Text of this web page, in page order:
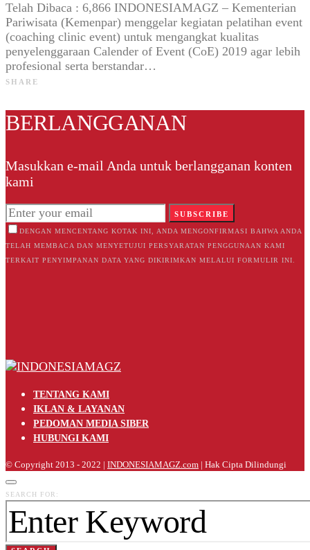
Telah Dibaca : 6,866 INDONESIAMAGZ – Kementerian
Pariwisata (Kemenpar) menggelar kegiatan pelatihan event
(coaching clinic event) untuk mengangkat kualitas
penyelenggaraan Calender of Event (CoE) 2019 agar lebih
profesional serta berstandar…
SHARE
BERLANGGANAN
Masukkan e-mail Anda untuk berlangganan konten
kami
SUBSCRIBE
DENGAN MENCENTANG KOTAK INI, ANDA MENGONFIRMASI BAHWA ANDA
TELAH MEMBACA DAN MENYETUJUI PERSYARATAN PENGGUNAAN KAMI
TERKAIT PENYIMPANAN DATA YANG DIKIRIMKAN MELALUI FORMULIR INI.
TENTANG KAMI
IKLAN & LAYANAN
PEDOMAN MEDIA SIBER
HUBUNGI KAMI
© Copyright 2013 - 2022 | INDONESIAMAGZ.com | Hak Cipta Dilindungi
SEARCH FOR: